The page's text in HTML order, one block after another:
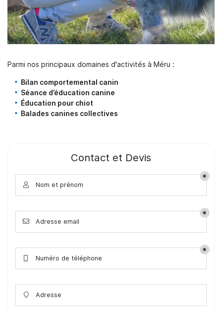
Parmi nos principaux domaines d'activités à Méru :
Bilan comportemental canin
Séance d’éducation canine
Éducation pour chiot
Balades canines collectives
Contact et Devis
 Nom et prénom
 Adresse email
Numéro de téléphone
 Adresse